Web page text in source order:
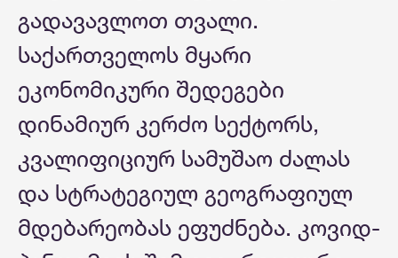
გადავავლოთ თვალი.
საქართველოს მყარი
ეკონომიკური შედეგები
დინამიურ კერძო სექტორს,
კვალიფიციურ სამუშაო ძალას
და სტრატეგიულ გეოგრაფიულ
მდებარეობას ეფუძნება. კოვიდ-